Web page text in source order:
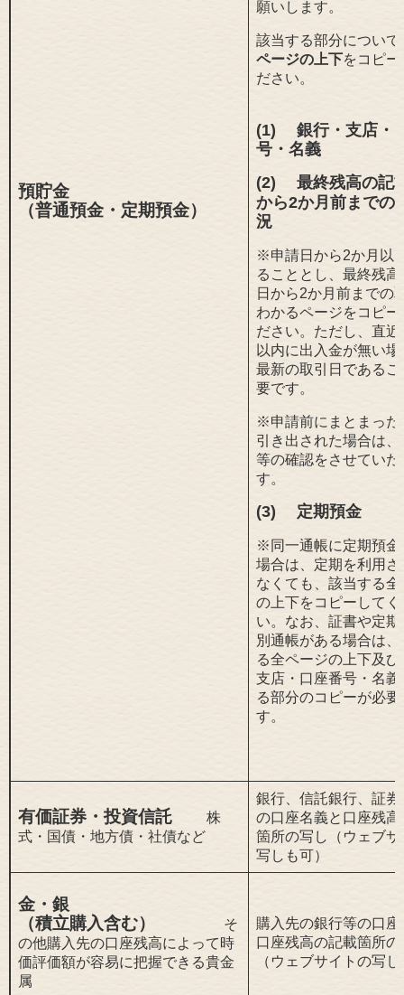
預貯金
（普通預金・定期預金）
願いします。
該当する部分について
ページの上下をコピ
ださい。
(1)
銀行・支店・
号・名義
(2) 最終残高の記
から2か月前までの
況
※申請日から2か月以
ることとし、最終残
日から2か月前までの
わかるページをコピー
ださい。ただし、直近
以内に出入金が無い
最新の取引日であるこ
要です。
※申請前にまとまった
引き出された場合は、
等の確認をさせていた
す。
(3) 定期預金
※同一通帳に定期預金
場合は、定期を利用さ
なくても、該当する全
の上下をコピーしてく
い。なお、 証書や定期
別通帳がある場合は
る全ページの上下及
支店・口座番号・名義
る部分のコピーが必要
す。
有価証券・投資信託
株
式・国債・地方債・社債など
銀行、信託銀行、証券
の口座名義と口座残高
箇所の写し（ウェブサ
写しも可）
金・銀
（積立購入含む）
そ
の他購入先の口座残高によって時
価評価額が容易に把握できる貴金
属
購入先の銀行等の口座
口座残高の記載箇所の
（ウェブサイトの写